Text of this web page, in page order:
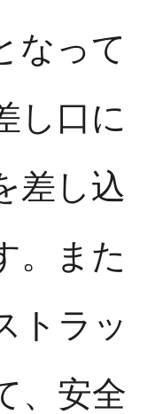
なって
し口に
差し込
。また
トラッ
、安全